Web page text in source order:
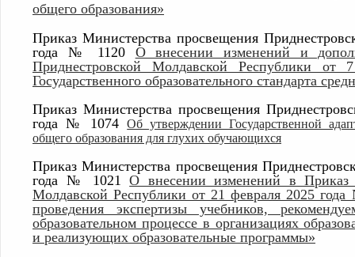
общего образования»
Приказ Министерства просвещения
года № 1120 О внесении изменений и
Приднестровской Молдавской Республики
Государственного образовательного стандарта
Приказ Министерства просвещения
года № 1074Об утверждении Государственной
общего образования для глухих обучающихся
Приказ Министерства просвещения
года № 1021О внесении изменений в Приказ
Молдавской Республики от 21 февраля 2025
проведения экспертизы учебников,
образовательном процессе в организациях
и реализующих образовательные программы»